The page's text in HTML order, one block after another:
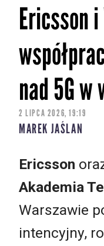
Ericsson i
nad 5G
2 LIPCA 2026, 19:19
MAREK JAŚLAN
Ericsson
Akademia
Warszawie
intencyjny,